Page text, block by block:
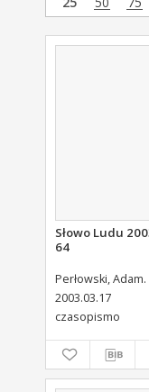
Słowo Ludu
64
Perłowski, Adam.
2003.03.17
czasopismo